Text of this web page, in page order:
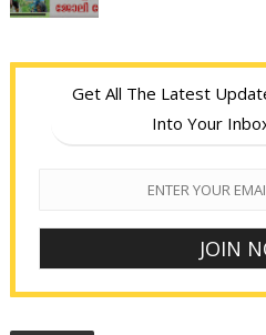
Get All The Latest
Into Your